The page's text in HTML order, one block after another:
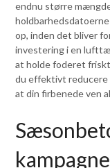
endnu større
op, inden det bliver
investering i en
at holde foderet
du effektivt reducere
at din firbenede ven